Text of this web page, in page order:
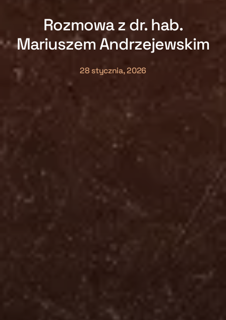
Rozmowa z dr. hab.
Mariuszem Andrzejewskim
28 stycznia, 2026